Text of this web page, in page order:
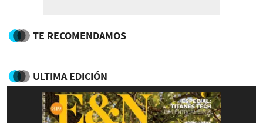
TE RECOMENDAMOS
ULTIMA EDICIÓN